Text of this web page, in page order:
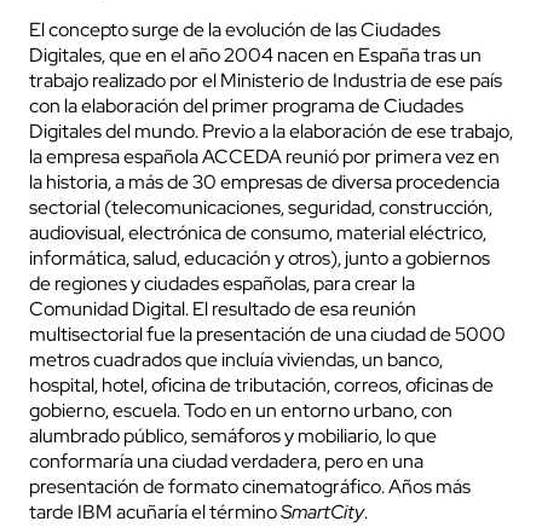
El concepto surge de la evolución de las Ciudades
Digitales, que en el año 2004 nacen en España tras un
trabajo realizado por el Ministerio de Industria de ese país
con la elaboración del primer programa de Ciudades
Digitales del mundo. Previo a la elaboración de ese trabajo,
la empresa española ACCEDA reunió por primera vez en
la historia, a más de 30 empresas de diversa procedencia
sectorial (telecomunicaciones, seguridad, construcción,
audiovisual, electrónica de consumo, material eléctrico,
informática, salud, educación y otros), junto a gobiernos
de regiones y ciudades españolas, para crear la
Comunidad Digital. El resultado de esa reunión
multisectorial fue la presentación de una ciudad de 5000
metros cuadrados que incluía viviendas, un banco,
hospital, hotel, oficina de tributación, correos, oficinas de
gobierno, escuela. Todo en un entorno urbano, con
alumbrado público, semáforos y mobiliario, lo que
conformaría una ciudad verdadera, pero en una
presentación de formato cinematográfico. Años más
tarde IBM acuñaría el términoSmartCity.